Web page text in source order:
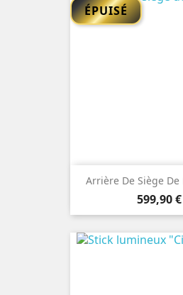
Arrière De Siège
Prix
599,90 €
ÉPUISÉ